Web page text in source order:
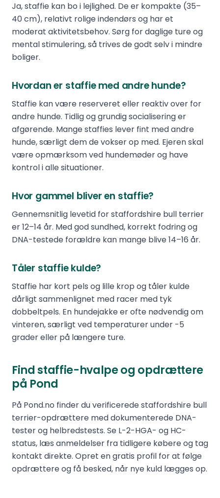
Ja, staffie kan bo i lejlighed. De er kompakte (35–
40 cm), relativt rolige indendørs og har et
moderat aktivitetsbehov. Sørg for daglige ture og
mental stimulering, så trives de godt selv i mindre
boliger.
Hvordan er staffie med andre hunde?
Staffie kan være reserveret eller reaktiv over for
andre hunde. Tidlig og grundig socialisering er
afgørende. Mange staffies lever fint med andre
hunde, særligt dem de vokser op med. Ejeren skal
være opmærksom ved hundemøder og have
kontrol i alle situationer.
Hvor gammel bliver en staffie?
Gennemsnitlig levetid for staffordshire bull terrier
er 12–14 år. Med god sundhed, korrekt fodring og
DNA-testede forældre kan mange blive 14–16 år.
Tåler staffie kulde?
Staffie har kort pels og lille krop og tåler kulde
dårligt sammenlignet med racer med tyk
dobbeltpels. En hundejakke er ofte nødvendig om
vinteren, særligt ved temperaturer under -5
grader eller på længere ture.
Find staffie-hvalpe og opdrættere
på Pond
På Pond.no finder du verificerede staffordshire bull
terrier-opdrættere med dokumenterede DNA-
tester og helbredstests. Se L-2-HGA- og HC-
status, læs anmeldelser fra tidligere købere og tag
kontakt direkte. Opret en gratis profil for at følge
opdrættere og få besked, når nye kuld lægges op.